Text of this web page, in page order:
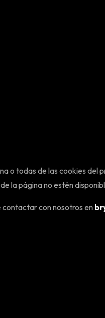
o todas de las cookies del
la página no estén
contactar con nosotros en